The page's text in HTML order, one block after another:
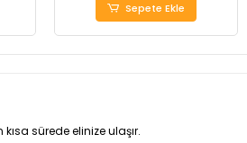
Sepete Ekle
sürede elinize ulaşır.